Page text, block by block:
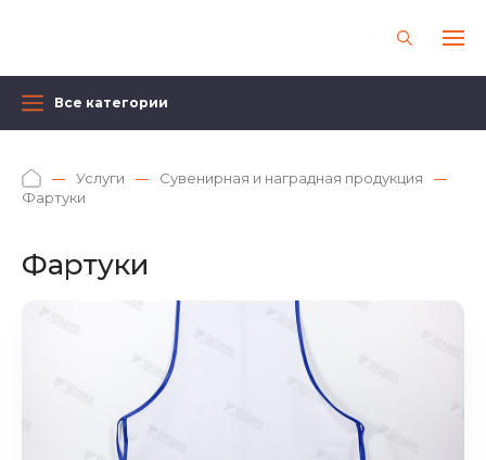
Все категории
Услуги
Сувенирная и наградная продукция
Фартуки
Фартуки